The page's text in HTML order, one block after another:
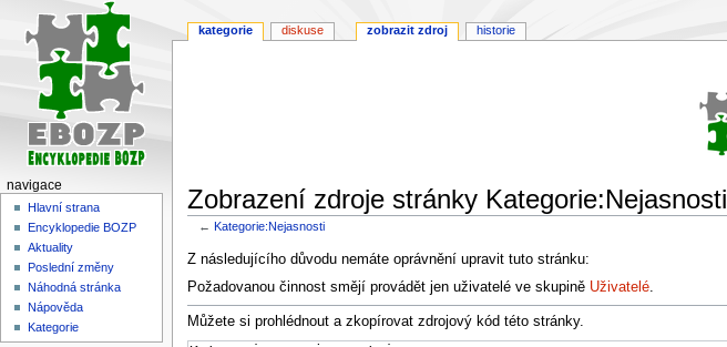
Zobrazení zdroje stránky Kategorie:Nejasnosti
←Kategorie:Nejasnosti
Skočit
na
Skočit
na
Z následujícího důvodu nemáte oprávnění upravit tuto stránku:
Požadovanou činnost smějí provádět jen uživatelé ve skupině Uživatelé.
Můžete si prohlédnout a zkopírovat zdrojový kód této stránky.
kategorie diskuse zobrazit zdroj historie
navigace
Hlavní strana
Encyklopedie BOZP
Aktuality
Poslední změny
Náhodná stránka
Nápověda
Kategorie